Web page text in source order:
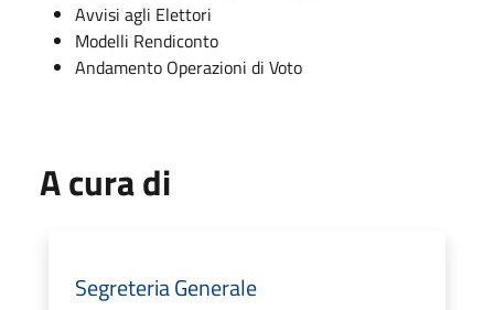
Avvisi agli Elettori
Modelli Rendiconto
Andamento Operazioni di Voto
A cura di
Segreteria Generale